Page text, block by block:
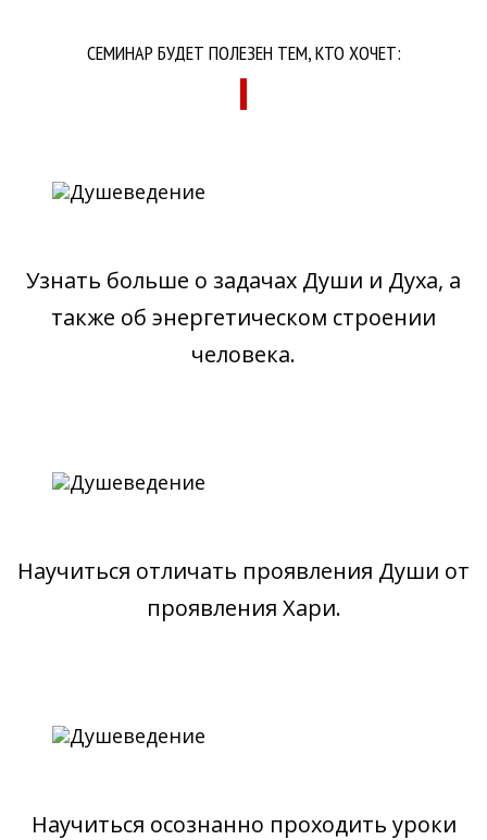
СЕМИНАР БУДЕТ ПОЛЕЗЕН ТЕМ, КТО ХОЧЕТ:
Узнать больше о задачах Души и Духа, а
также об энергетическом строении
человека.
Научиться отличать проявления Души от
проявления Хари.
Научиться осознанно проходить уроки